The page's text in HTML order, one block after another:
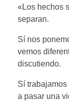
«Los hechos
separan.
Sí nos
vemos
discutiendo.
Sí
a pasar una